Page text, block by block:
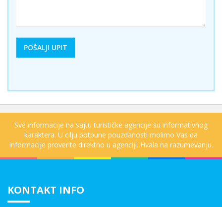
Sve informacije na sajtu turističke agencije su informativnog
karaktera. U cilju potpune pouzdanosti molimo Vas da
informacije proverite direktno u agenciji. Hvala na razumevanju.
KONTAKT INFO